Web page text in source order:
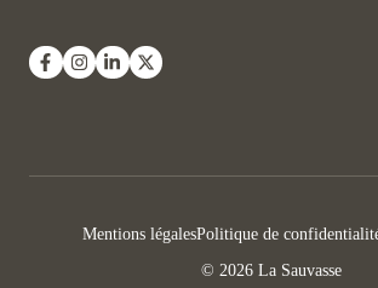
© 2026 La Sauvasse
Mentions légalesPolitique de